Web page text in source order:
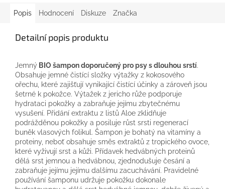
Popis Hodnocení Diskuze Značka
Detailní popis produktu
Jemný BIO šampon doporučený pro psy s dlouhou srstí.
Obsahuje jemné čistící složky výtažky z kokosového
ořechu, které zajišťují vynikající čistící účinky a zároveň jsou
šetrné k pokožce. Výtažek z jericho růže podporuje
hydrataci pokožky a zabraňuje jejímu zbytečnému
vysušení. Přidání extraktu z listů Aloe zklidňuje
podrážděnou pokožky a posiluje růst srsti regenerací
buněk vlasových folikul. Šampon je bohatý na vitamíny a
proteiny, neboť obsahuje směs extraktů z tropického ovoce,
které vyživují srst a kůži. Přídavek hedvábných proteinů
dělá srst jemnou a hedvábnou, zjednodušuje česání a
zabraňuje jejímu jejímu dalšímu zacuchávání. Pravidelné
používání šamponu udržuje pokožku dokonale